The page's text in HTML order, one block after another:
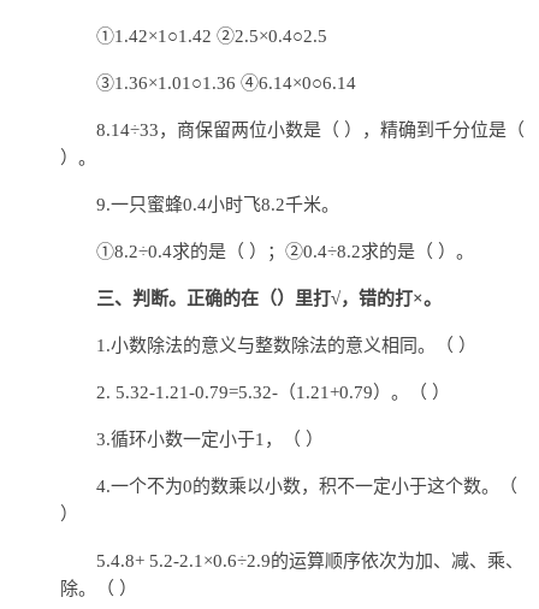
①1.42×1○1.42 ②2.5×0.4○2.5
③1.36×1.01○1.36 ④6.14×0○6.14
8.14÷33，商保留两位小数是（ ），精确到千分位是（
）。
9.一只蜜蜂0.4小时飞8.2千米。
①8.2÷0.4求的是（ ）；②0.4÷8.2求的是（ ）。
三、判断。正确的在（）里打√，错的打×。
1.小数除法的意义与整数除法的意义相同。（ ）
2. 5.32-1.21-0.79=5.32-（1.21+0.79）。（ ）
3.循环小数一定小于1，（ ）
4.一个不为0的数乘以小数，积不一定小于这个数。（
）
5.4.8+ 5.2-2.1×0.6÷2.9的运算顺序依次为加、减、乘、
除。（ ）